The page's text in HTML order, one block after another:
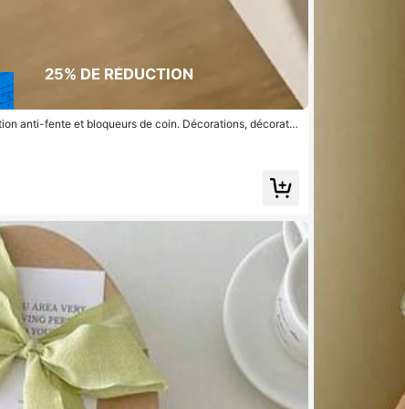
25% DE RÉDUCTION
anti-fente et bloqueurs de coin. Décorations, décoratio
décoration de chambre à coucher, organisateur, range